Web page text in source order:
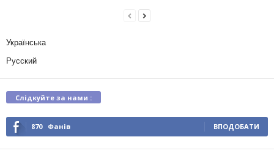
Українська
Русский
Слідкуйте за нами :
870 Фанів ВПОДОБАТИ